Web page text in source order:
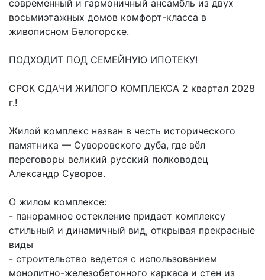
современный и гармоничный ансамбль из двух
восьмиэтажных домов комфорт-класса в
живописном Белогорске.
ПОДХОДИТ ПОД СЕМЕЙНУЮ ИПОТЕКУ!
СРОК СДАЧИ ЖИЛОГО КОМПЛЕКСА 2 квартал 2028
г.!
Жилой комплекс назван в честь исторического
памятника — Суворовского дуба, где вёл
переговоры великий русский полководец
Александр Суворов.
О жилом комплексе:
- панорамное остекление придает комплексу
стильный и динамичный вид, открывая прекрасные
виды
- строительство ведется с использованием
монолитно-железобетонного каркаса и стен из